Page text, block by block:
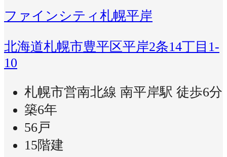
ファインシティ札幌平岸
北海道札幌市豊平区平岸2条14丁目1-
10
札幌市営南北線 南平岸駅 徒歩6分
築6年
56戸
15階建